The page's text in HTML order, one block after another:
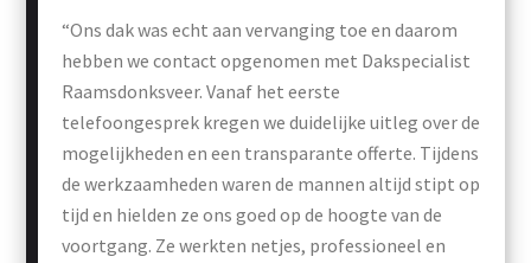
“Ons dak was echt aan vervanging toe en daarom
hebben we contact opgenomen met Dakspecialist
Raamsdonksveer. Vanaf het eerste
telefoongesprek kregen we duidelijke uitleg over de
mogelijkheden en een transparante offerte. Tijdens
de werkzaamheden waren de mannen altijd stipt op
tijd en hielden ze ons goed op de hoogte van de
voortgang. Ze werkten netjes, professioneel en